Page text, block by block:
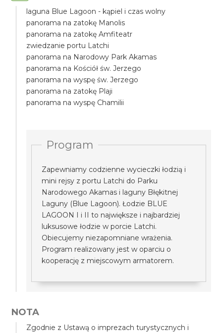
laguna Blue Lagoon - kąpiel i czas wolny
panorama na zatokę Manolis
panorama na zatokę Amfiteatr
zwiedzanie portu Latchi
panorama na Narodowy Park Akamas
panorama na Kościół św. Jerzego
panorama na wyspę św. Jerzego
panorama na zatokę Plaji
panorama na wyspę Chamilii
Program
Zapewniamy codzienne wycieczki łodzią i
mini rejsy z portu Latchi do Parku
Narodowego Akamas i laguny Błękitnej
Laguny (Blue Lagoon). Łodzie BLUE
LAGOON I i II to największe i najbardziej
luksusowe łodzie w porcie Latchi.
Obiecujemy niezapomniane wrażenia.
Program realizowany jest w oparciu o
kooperację z miejscowym armatorem.
NOTA
Zgodnie z Ustawą o imprezach turystycznych i